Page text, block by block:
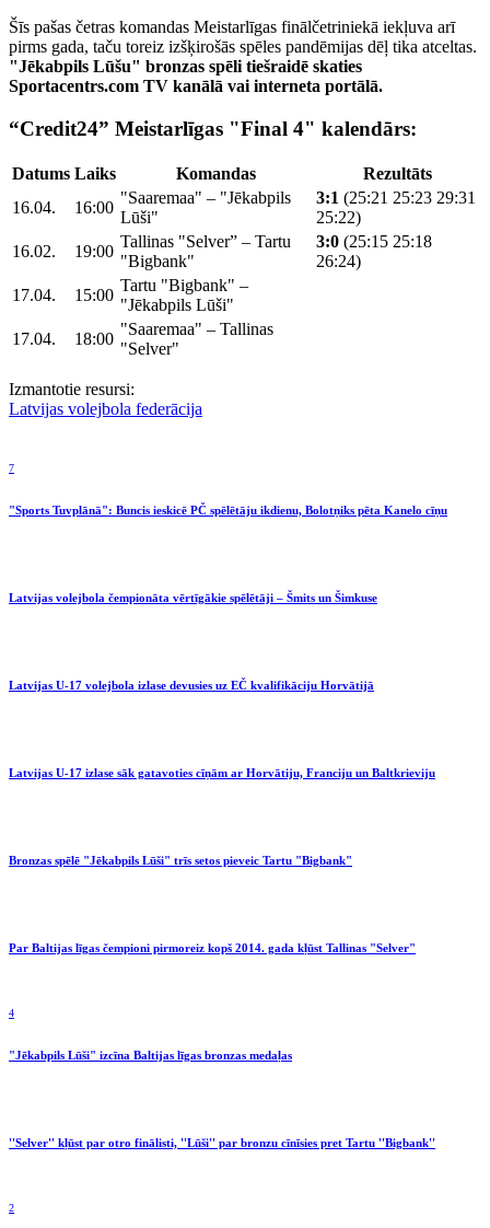
Šīs pašas četras komandas Meistarlīgas finālčetriniekā iekļuva arī
pirms gada, taču toreiz izšķirošās spēles pandēmijas dēļ tika atceltas.
"Jēkabpils Lūšu" bronzas spēli tiešraidē skaties
Sportacentrs.com TV kanālā vai interneta portālā.
“Credit24” Meistarlīgas "Final 4" kalendārs:
Datums Laiks Komandas
Rezultāts
16.04.
16:00
"Saaremaa" – "Jēkabpils
Lūši"
3:1 (25:21 25:23 29:31
25:22)
16.02.
19:00
Tallinas "Selver” – Tartu
"Bigbank"
3:0 (25:15 25:18
26:24)
17.04.
15:00
Tartu "Bigbank" –
"Jēkabpils Lūši"
17.04.
18:00
"Saaremaa" – Tallinas
"Selver"
Izmantotie resursi:
Latvijas volejbola federācija
7
"Sports Tuvplānā": Buncis ieskicē PČ spēlētāju ikdienu, Bolotņiks pēta Kanelo cīņu
Latvijas volejbola čempionāta vērtīgākie spēlētāji – Šmits un Šimkuse
Latvijas U-17 volejbola izlase devusies uz EČ kvalifikāciju Horvātijā
Latvijas U-17 izlase sāk gatavoties cīņām ar Horvātiju, Franciju un Baltkrieviju
Bronzas spēlē "Jēkabpils Lūši" trīs setos pieveic Tartu "Bigbank"
Par Baltijas līgas čempioni pirmoreiz kopš 2014. gada kļūst Tallinas "Selver"
4
"Jēkabpils Lūši" izcīna Baltijas līgas bronzas medaļas
''Selver'' kļūst par otro finālisti, ''Lūši'' par bronzu cīnīsies pret Tartu ''Bigbank''
2